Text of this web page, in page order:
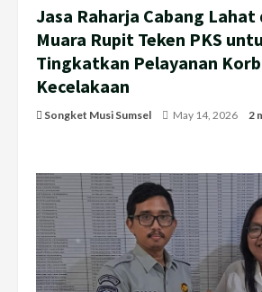
Jasa Raharja Cabang Lahat
Muara Rupit Teken PKS
Tingkatkan Pelayanan
Kecelakaan
Songket Musi Sumsel May 14, 2026 2